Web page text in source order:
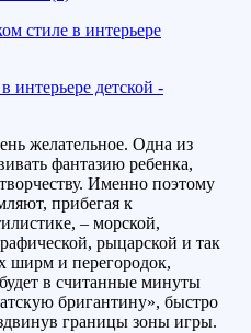
желательное. Одна из
фантазию ребенка,
Именно поэтому
прибегая к
– морской,
рыцарской и так
ширм и перегородок,
в считанные минуты
бригантину», быстро
границы зоны игры.